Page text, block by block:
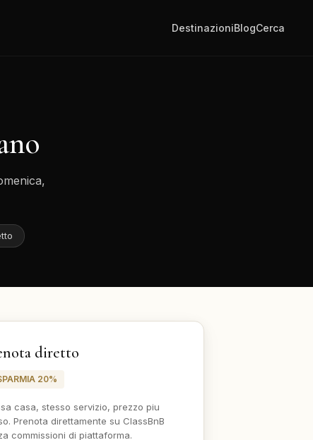
DestinazioniBlogCerca
diretto
20%
casa, stesso servizio, prezzo piu
Prenota direttamente su ClassBnB
commissioni di piattaforma.